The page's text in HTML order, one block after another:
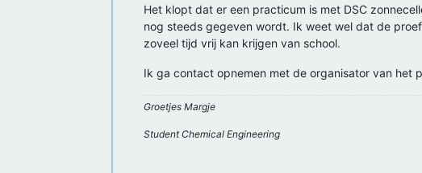
Het klopt dat er een practicum is met DSC
nog steeds gegeven wordt. Ik weet wel dat de
zoveel tijd vrij kan krijgen van school.
Ik ga contact opnemen met de organisator van het
Groetjes Margje
Student Chemical Engineering